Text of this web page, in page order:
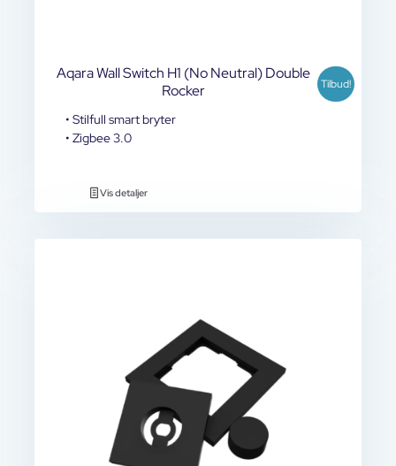
Aqara Wall Switch H1 (No Neutral) Double
Rocker
• Stilfull smart bryter
• Zigbee 3.0
Tilbud!
Vis detaljer